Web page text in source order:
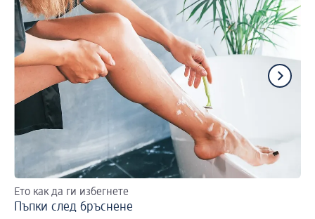
Ето как да ги избегнете
Пъпки след бръснене